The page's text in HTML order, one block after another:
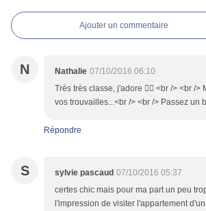
Ajouter un commentaire
N Nathalie 07/10/2016 06:10
Très très classe, j'adore 👍🏼 <br /> <br /
vos trouvailles...<br /> <br /> Passez un
Répondre
S sylvie pascaud 07/10/2016 05:37
certes chic mais pour ma part un peu
l'impression de visiter l'appartement